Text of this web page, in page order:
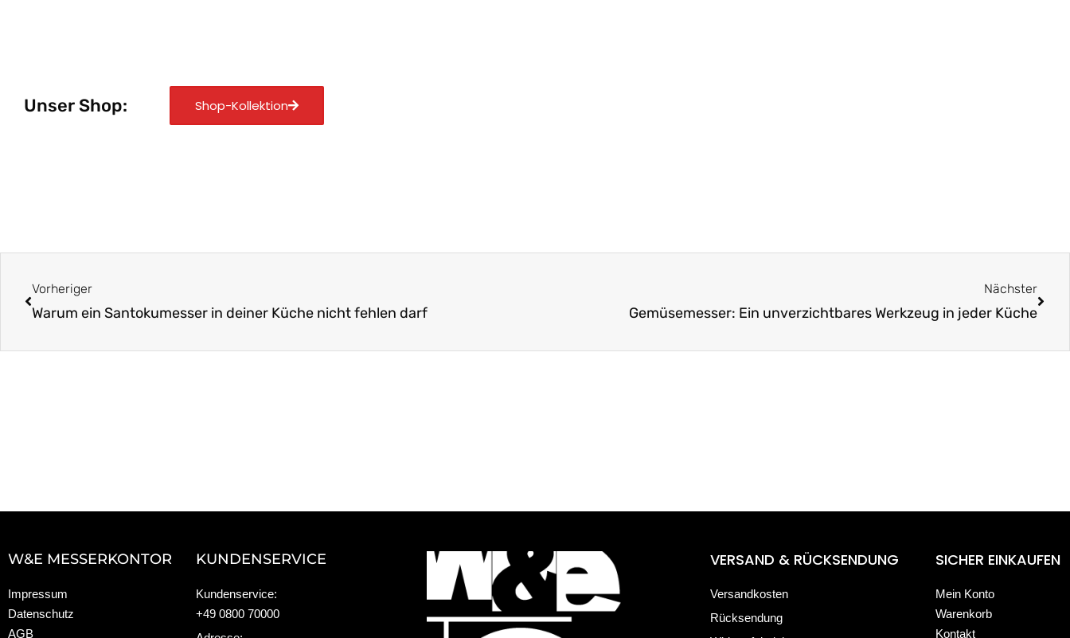
Unser Shop: Shop-Kollektion
Vorheriger
Warum ein Santokumesser in deiner Küche nicht fehlen darf
Nächster
Gemüsemesser: Ein unverzichtbares Werkzeug in jeder Küche
W&E MESSERKONTOR
Impressum
Datenschutz
AGB
KUNDENSERVICE
Kundenservice:
+49 0800 70000
VERSAND & RÜCKSENDUNG
Versandkosten
Rücksendung
SICHER EINKAUFEN
Mein Konto
Warenkorb
Kontakt